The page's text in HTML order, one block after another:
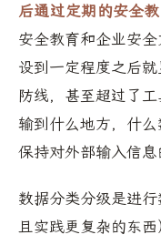
后通过定期的安全
安全教育和企业安
设到一定程度之后
防线，甚至超过了
输到什么地方，什
保持对外部输入信息
数据分类分级是进
且实践更复杂的东